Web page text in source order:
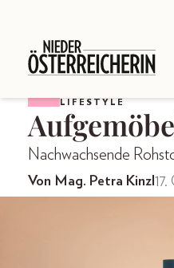
LIFESTYLE
Nachwachsende
Von Mag. Petra Kinzl